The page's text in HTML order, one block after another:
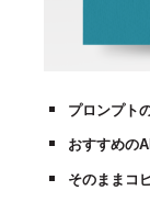
プロンプト
おすすめの
そのままコ